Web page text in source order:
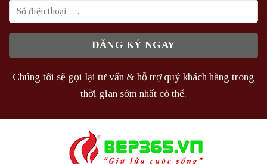
Chúng tôi sẽ gọi lại tư vấn & hỗ trợ quý khách hàng trong
thời gian sớm nhất có thể.